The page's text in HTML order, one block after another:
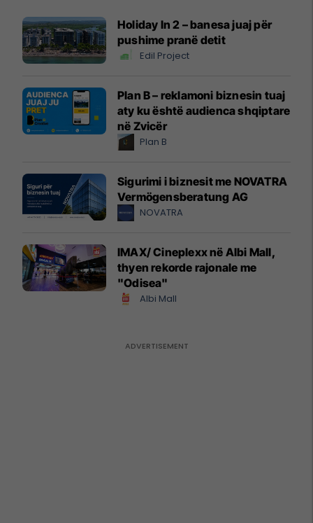
Holiday In 2 – banesa juaj për
pushime pranë detit
Edil Project
Plan B – reklamoni biznesin tuaj
aty ku është audienca shqiptare
në Zvicër
Plan B
Sigurimi i biznesit me NOVATRA
Vermögensberatung AG
NOVATRA
IMAX/ Cineplexx në Albi Mall,
thyen rekorde rajonale me
"Odisea"
Albi Mall